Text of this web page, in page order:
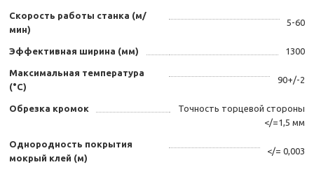
Скорость работы станка (м/
мин)
5-60
Эффективная ширина (мм) 1300
Максимальная температура
(°С)
90+/-2
Обрезка кромок
Точность торцевой стороны
</=1,5 мм
Однородность покрытия
мокрый клей (м)
</= 0,003